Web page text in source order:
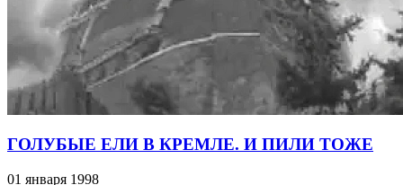
ГОЛУБЫЕ ЕЛИ В КРЕМЛЕ. И ПИЛИ ТОЖЕ
01 января 1998